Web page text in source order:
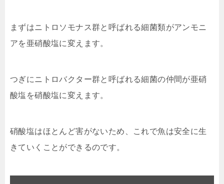
まずはニトロソモナス群と呼ばれる細菌類がアンモニ
アを亜硝酸塩に変えます。
つぎにニトロバクター群と呼ばれる細菌の仲間が亜硝
酸塩を硝酸塩に変えます。
硝酸塩はほとんど害がないため、これで魚は安全に生
きていくことができるのです。